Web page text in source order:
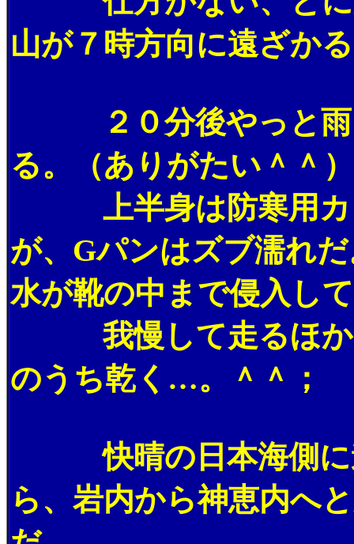
山が７時方向に遠ざか
２０分後やっと雨
る。（ありがたい＾＾）
上半身は防寒用カ
が、Gパンはズブ濡れ
水が靴の中まで侵入し
我慢して走るほか
のうち乾く…。＾＾；
快晴の日本海側に進
ら、岩内から神恵内へ